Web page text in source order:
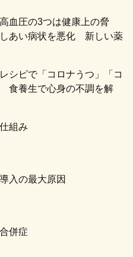
血圧の3つは健康上の脅
あい病状を悪化 新しい薬
シピで「コロナうつ」「コ
食養生で心身の不調を解
組み
入の最大原因
併症